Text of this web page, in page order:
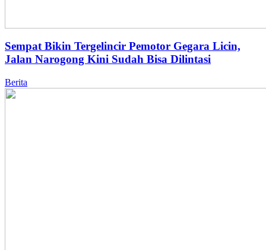
Sempat Bikin Tergelincir Pemotor Gegara Licin,
Jalan Narogong Kini Sudah Bisa Dilintasi
Berita